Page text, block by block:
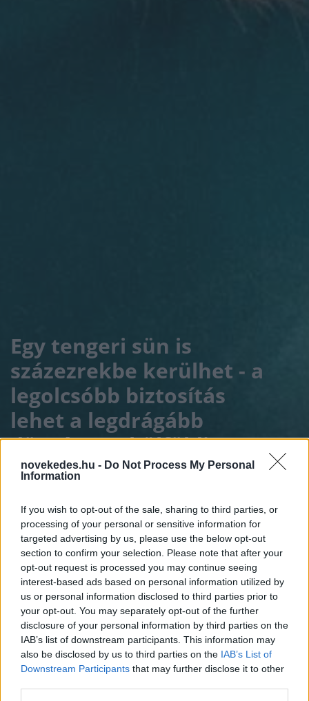
novekedes.hu - Do Not Process My Personal
Information
If you wish to opt-out of the sale, sharing to third parties, or
processing of your personal or sensitive information for
targeted advertising by us, please use the below opt-out
section to confirm your selection. Please note that after your
opt-out request is processed you may continue seeing
interest-based ads based on personal information utilized by
us or personal information disclosed to third parties prior to
your opt-out. You may separately opt-out of the further
disclosure of your personal information by third parties on the
IAB’s list of downstream participants. This information may
also be disclosed by us to third parties on the IAB’s List of
Downstream Participants that may further disclose it to other
Egy tengeri sün is
százezrekbe kerülhet - a
legolcsóbb biztosítás
lehet a legdrágább
döntés egy külföldi
nyaraláson
INTERJÚ 2026. JÚL. 9. KOVÁCS DÁNIEL
A pandémia után nemcsak az utazási kedv
tért vissza, hanem az utazók
kockázatérzékenysége is erősödött. Elek
Andrea Évával, a Redion ügyvezetőjével